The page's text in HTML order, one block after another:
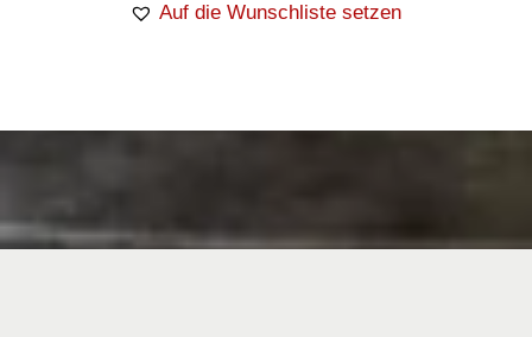
Auf die Wunschliste setzen